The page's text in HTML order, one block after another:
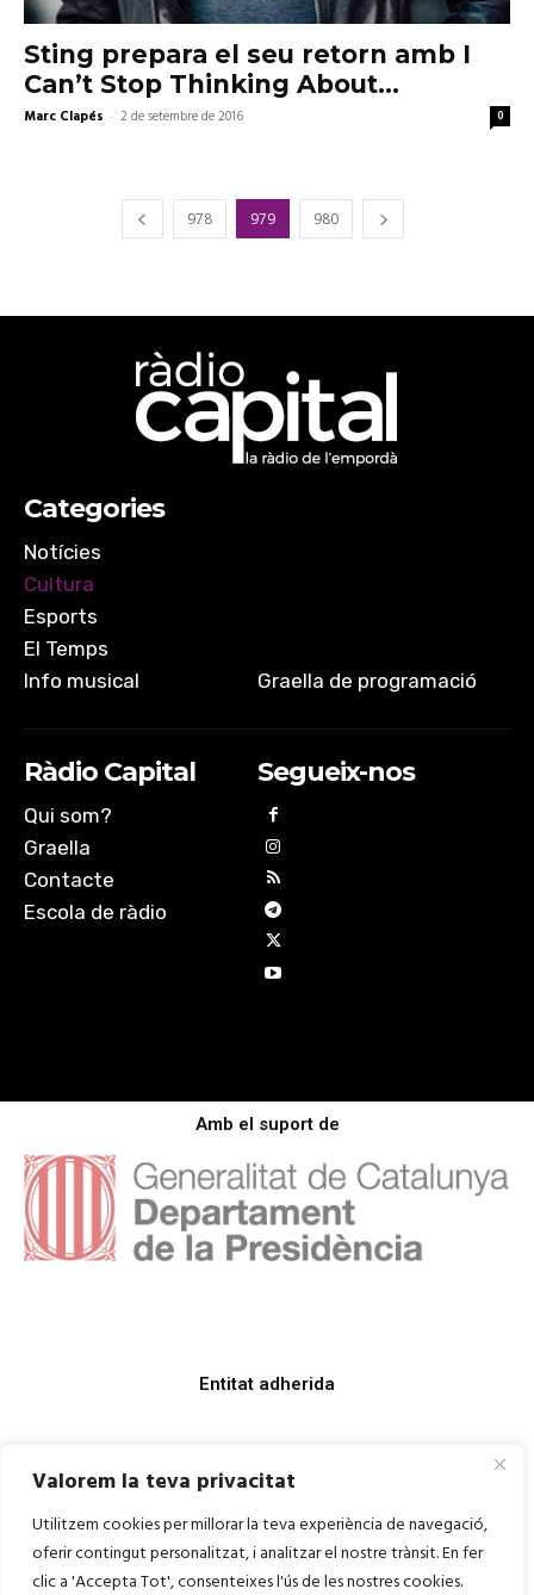
Valorem la teva privacitat
Utilitzem cookies per millorar la teva experiència de navegació,
oferir contingut personalitzat, i analitzar el nostre trànsit. En fer
clic a 'Accepta Tot', consenteixes l'ús de les nostres cookies.
Sting prepara el seu retorn amb I
Can’t Stop Thinking About...
Marc Clapés - 2 de setembre de 2016 0
978 979 980
Categories
Notícies
Cultura
Esports
El Temps
Info musical
Graella de programació
Ràdio Capital
Qui som?
Graella
Contacte
Escola de ràdio
Segueix-nos
Amb el suport de
Entitat adherida